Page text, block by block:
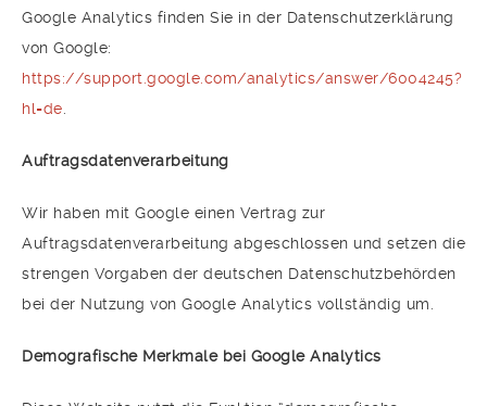
Google Analytics finden Sie in der Datenschutzerklärung
von Google:
https://support.google.com/analytics/answer/6004245?
hl=de
Auftragsdatenverarbeitung
Wir haben mit Google einen Vertrag zur
Auftragsdatenverarbeitung abgeschlossen und setzen die
strengen Vorgaben der deutschen Datenschutzbehörden
bei der Nutzung von Google Analytics vollständig um.
Demografische Merkmale bei Google Analytics